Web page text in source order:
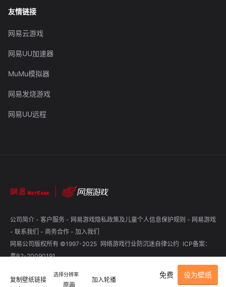
复制壁纸链接
选择分辨率
原画
加入轮播
免费 设为壁纸
友情链接
网易云游戏
网易UU加速器
MuMu模拟器
网易发烧游戏
网易UU远程
公司简介 - 客户服务 - 网易游戏隐私政策及儿童个人信息保护规则 - 网易游戏
- 联系我们 - 商务合作 - 加入我们
网易公司版权所有 ©1997-2025 网络游戏行业防沉迷自律公约 ICP备案：
粤B2-20090191